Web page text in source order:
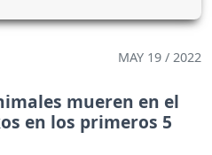
MAY 19 / 2022
mueren en el
en los primeros 5